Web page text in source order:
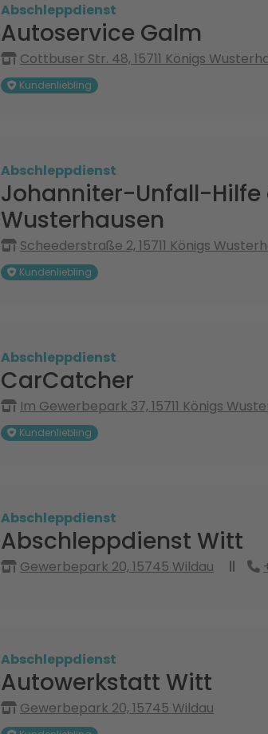
Abschleppdienst
Autoservice Galm
Cottbuser Str. 48, 15711 Königs
Kundenliebling
Abschleppdienst
Johanniter-Unfall-Hilfe
Wusterhausen
Scheederstraße 2, 15711 Königs
Kundenliebling
Abschleppdienst
CarCatcher
Im Gewerbepark 37, 15711 Königs
Kundenliebling
Abschleppdienst
Abschleppdienst Witt
Gewerbepark 20, 15745 Wildau
Abschleppdienst
Autowerkstatt Witt
Gewerbepark 20, 15745 Wildau